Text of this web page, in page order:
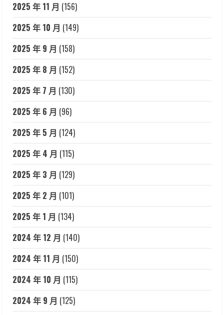
2025 年 11 月 (156)
2025 年 10 月 (149)
2025 年 9 月 (158)
2025 年 8 月 (152)
2025 年 7 月 (130)
2025 年 6 月 (96)
2025 年 5 月 (124)
2025 年 4 月 (115)
2025 年 3 月 (129)
2025 年 2 月 (101)
2025 年 1 月 (134)
2024 年 12 月 (140)
2024 年 11 月 (150)
2024 年 10 月 (115)
2024 年 9 月 (125)